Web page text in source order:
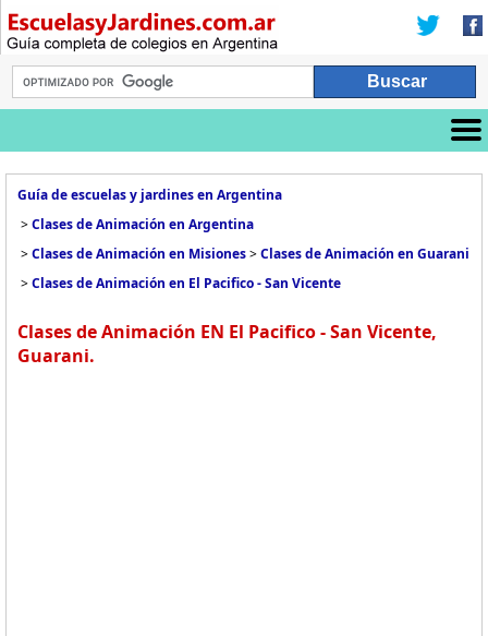
Guía de escuelas y jardines en Argentina
>Clases de Animación en Argentina
>Clases de Animación en Misiones>Clases de Animación en Guarani
>Clases de Animación en El Pacifico - San Vicente
Clases de Animación EN El Pacifico - San Vicente,
Guarani.